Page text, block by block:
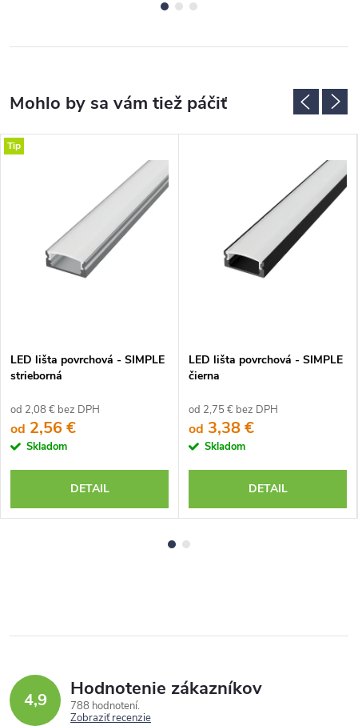
Tip
LED lišta povrchová - SIMPLE
strieborná
od 2,08 € bez DPH
od 2,56 €
Skladom
DETAIL
LED lišta povrchová - SIMPLE
čierna
od 2,75 € bez DPH
od 3,38 €
Skladom
DETAIL
4,9 Hodnotenie zákazníkov
788 hodnotení
Zobraziť recenzie